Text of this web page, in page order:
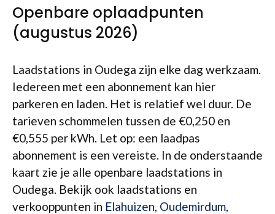
Openbare oplaadpunten
(augustus 2026)
Laadstations in Oudega zijn elke dag werkzaam.
Iedereen met een abonnement kan hier
parkeren en laden. Het is relatief wel duur. De
tarieven schommelen tussen de €0,250 en
€0,555 per kWh. Let op: een laadpas
abonnement is een vereiste. In de onderstaande
kaart zie je alle openbare laadstations in
Oudega. Bekijk ook laadstations en
verkooppunten in Elahuizen, Oudemirdum,